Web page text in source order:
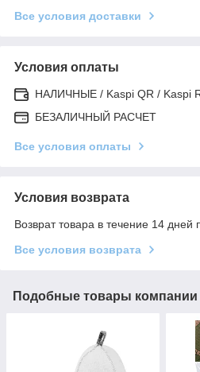
Все условия доставки
Условия оплаты
НАЛИЧНЫЕ / Kaspi QR / Kaspi
БЕЗАЛИЧНЫЙ РАСЧЕТ
Все условия оплаты
Условия возврата
Возврат товара в течение 14 дней
Все условия возврата
Подобные товары компании